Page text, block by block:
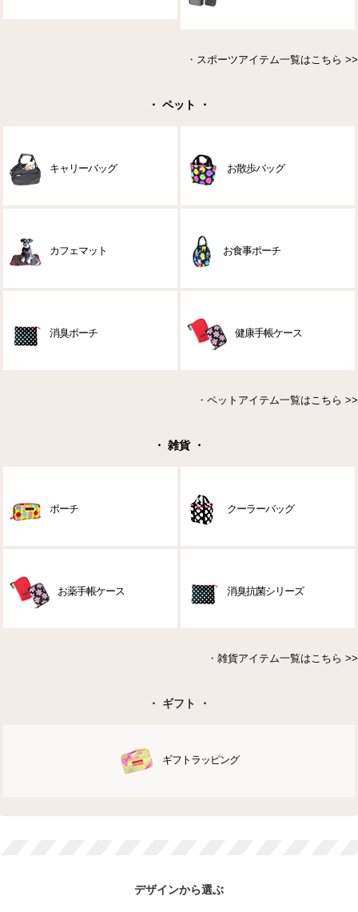
・ スポーツアイテム一覧はこちら >>
・ ペット ・
キャリーバッグ お散歩バッグ
カフェマット お食事ポーチ
消臭ポーチ 健康手帳ケース
・ ペットアイテム一覧はこちら >>
・ 雑貨 ・
ポーチ クーラーバッグ
お薬手帳ケース 消臭抗菌シリーズ
・ 雑貨アイテム一覧はこちら >>
・ ギフト ・
ギフトラッピング
デザインから選ぶ